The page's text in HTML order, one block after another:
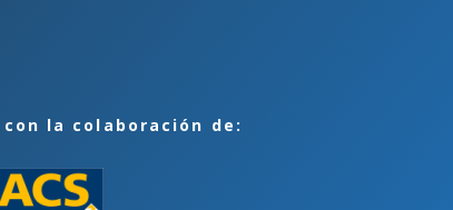
con la colaboración de: